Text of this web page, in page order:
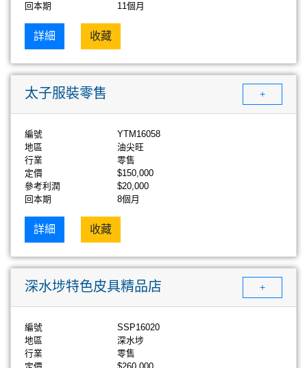
回本期
11個月
詳細 收藏
太子服裝零售 +
編號
YTM16058
地區
油尖旺
行業
零售
定價
$150,000
參考利潤
$20,000
回本期
8個月
詳細 收藏
深水埗特色皮具精品店 +
編號
SSP16020
地區
深水埗
行業
零售